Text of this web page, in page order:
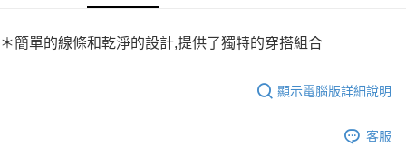
＊簡單的線條和乾淨的設計,提供了獨特的穿搭組合
顯示電腦版詳細說明
客服